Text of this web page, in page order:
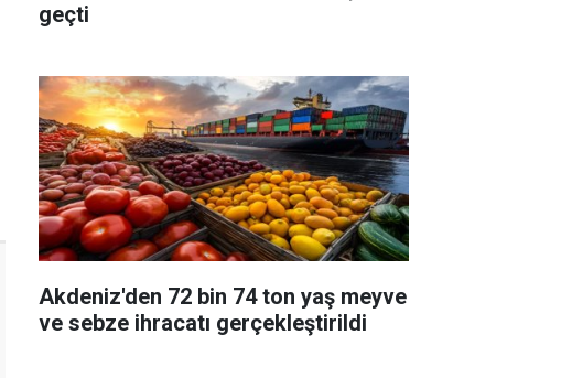
geçti
Akdeniz'den 72 bin 74 ton yaş meyve
ve sebze ihracatı gerçekleştirildi